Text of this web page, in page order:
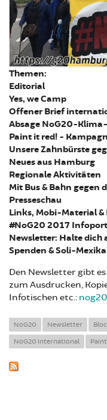
Themen:
Editorial
Yes, we Camp
Offener Brief
Absage NoG20-
Paint it red! -
Unsere Zahnbürste
Neues aus Hamburg
Regionale Aktivitäten
Mit Bus & Bahn gegen
Presseschau
Links, Mobi-Material &
#NoG20 2017
Newsletter: Halte dich
Spenden & Soli-
Den Newsletter gibt
zum Ausdrucken,
Infotischen etc.:
NoG20 Newsletter
NoG20 international